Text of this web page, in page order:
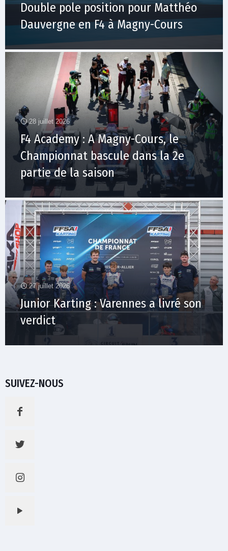
Double pole position pour Matthéo
Dauvergne en F4 à Magny-Cours
28 juillet 2026
F4 Academy : A Magny-Cours, le
Championnat bascule dans la 2e
partie de la saison
27 juillet 2026
Junior Karting : Varennes a livré son
verdict
SUIVEZ-NOUS